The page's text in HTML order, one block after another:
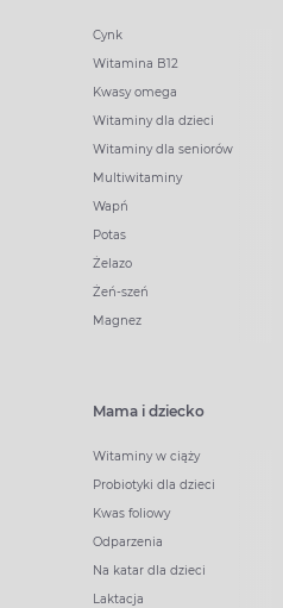
Cynk
Witamina B12
Kwasy omega
Witaminy dla dzieci
Witaminy dla seniorów
Multiwitaminy
Wapń
Potas
Żelazo
Żeń-szeń
Magnez
Mama i dziecko
Witaminy w ciąży
Probiotyki dla dzieci
Kwas foliowy
Odparzenia
Na katar dla dzieci
Laktacja